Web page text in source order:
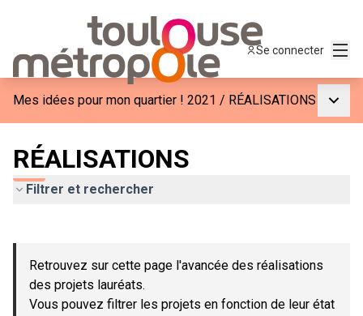
Se connecter
Mes idées pour mon quartier ! 2021 / RÉALISATIONS
RÉALISATIONS
Filtrer et rechercher
−
Retrouvez sur cette page l'avancée des réalisations
des projets lauréats.
Vous pouvez filtrer les projets en fonction de leur état